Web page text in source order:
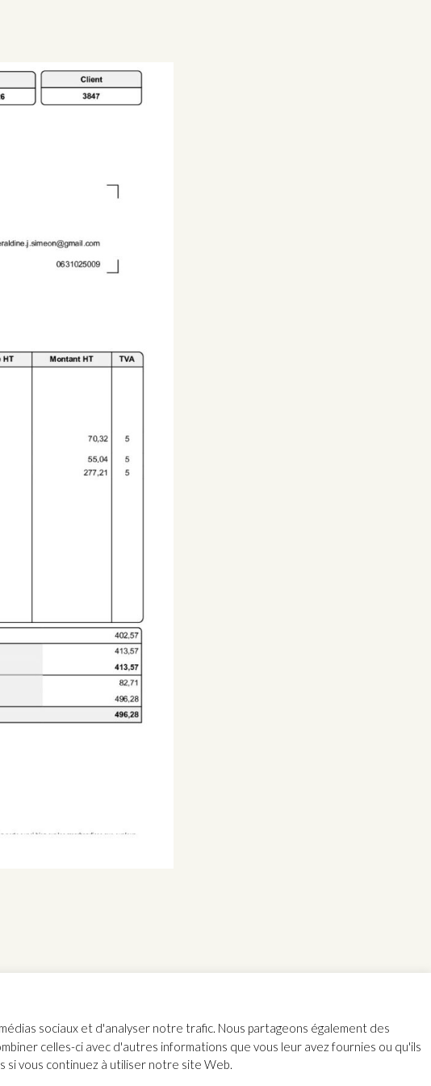
sociaux et d'analyser notre trafic. Nous partageons également des
celles-ci avec d'autres informations que vous leur avez fournies ou qu'ils
vous continuez à utiliser notre site Web.